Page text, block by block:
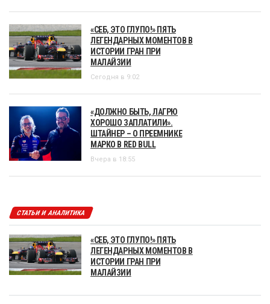
«СЕБ, ЭТО ГЛУПО!» ПЯТЬ
ЛЕГЕНДАРНЫХ МОМЕНТОВ В
ИСТОРИИ ГРАН ПРИ
МАЛАЙЗИИ
Сегодня в 9:02
«ДОЛЖНО БЫТЬ, ЛАГРЮ
ХОРОШО ЗАПЛАТИЛИ».
ШТАЙНЕР – О ПРЕЕМНИКЕ
МАРКО В RED BULL
Вчера в 18:55
СТАТЬИ И АНАЛИТИКА
«СЕБ, ЭТО ГЛУПО!» ПЯТЬ
ЛЕГЕНДАРНЫХ МОМЕНТОВ В
ИСТОРИИ ГРАН ПРИ
МАЛАЙЗИИ